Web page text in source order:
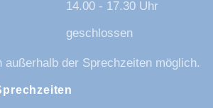
14.00 - 17.30 Uhr
geschlossen
außerhalb der Sprechzeiten möglich.